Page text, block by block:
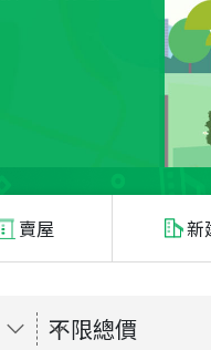
賣屋 新
不限總價